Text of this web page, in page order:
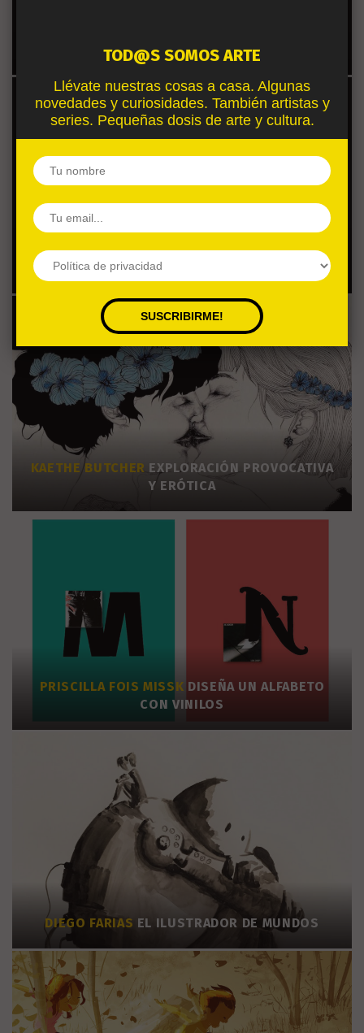
QUE TRIUNFAN EN INSTAGRAM
LAS FASCINANTES ESCULTURAS DEROBIN
WIGHT
KAETHE BUTCHER EXPLORACIÓN PROVOCATIVA
Y ERÓTICA
PRISCILLA FOIS MISSK DISEÑA UN ALFABETO
CON VINILOS
DIEGO FARIAS EL ILUSTRADOR DE MUNDOS
TOD@S SOMOS ARTE
Llévate nuestras cosas a casa. Algunas
novedades y curiosidades. También artistas y
series. Pequeñas dosis de arte y cultura.